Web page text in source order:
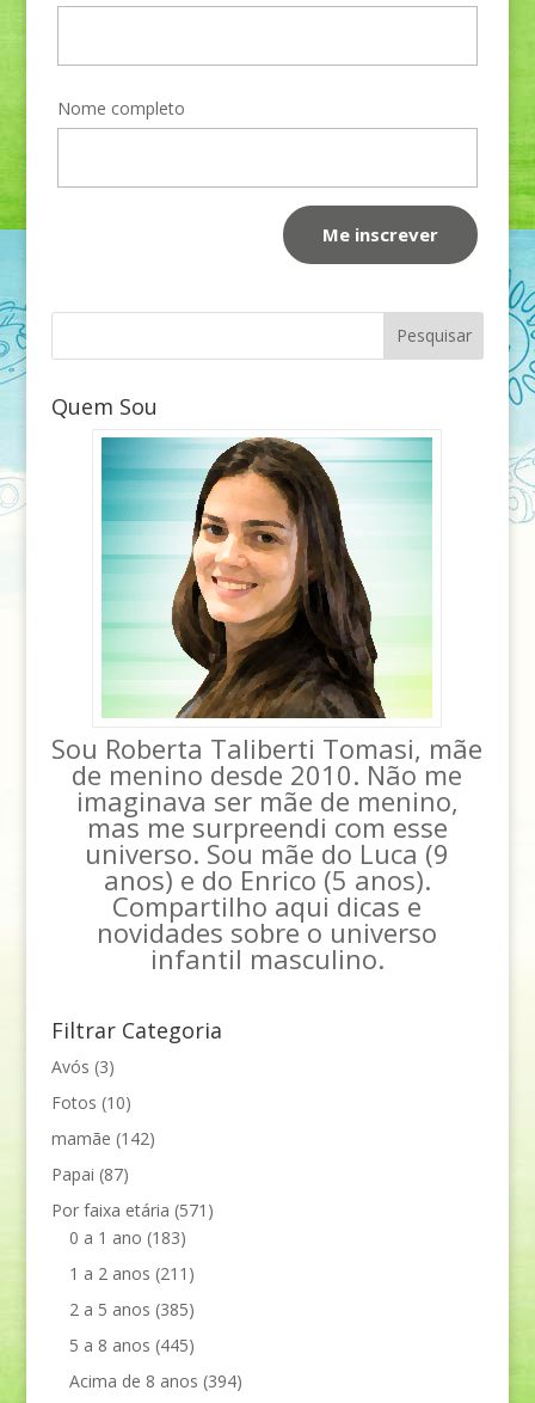
Nome completo
Quem Sou
Sou Roberta Taliberti Tomasi, mãe
de menino desde 2010. Não me
imaginava ser mãe de menino,
mas me surpreendi com esse
universo. Sou mãe do Luca (9
anos) e do Enrico (5 anos).
Compartilho aqui dicas e
novidades sobre o universo
infantil masculino.
Filtrar Categoria
Avós (3)
Fotos (10)
mamãe (142)
Papai (87)
Por faixa etária (571)
0 a 1 ano (183)
1 a 2 anos (211)
2 a 5 anos (385)
5 a 8 anos (445)
Acima de 8 anos (394)